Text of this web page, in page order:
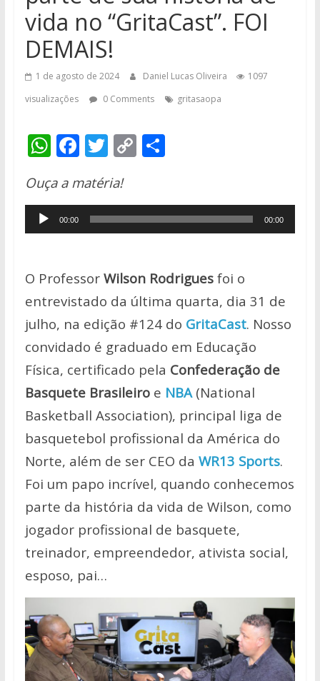
vida no “GritaCast”. FOI
DEMAIS!
1 de agosto de 2024 Daniel Lucas Oliveira
1097
visualizações
0 Comments gritasaopa
W
at
s
A
p
F
e
b
o
k
T
itt
er
C
y
Li
k
S
e
Ouça a matéria!
Tocador
de
00:00 00:00
O ProfessorWilson Rodrigues foi o
entrevistado da última quarta, dia 31 de
julho, na edição #124 do GritaCast. Nosso
convidado é graduado em Educação
Física, certificado pela Confederação de
Basquete Brasileiroe NBA(National
Basketball Association), principal liga de
basquetebol profissional da América do
Norte, além de ser CEO da WR13 Sports.
Foi um papo incrível, quando conhecemos
parte da história da vida de Wilson, como
jogador profissional de basquete,
treinador, empreendedor, ativista social,
esposo, pai…